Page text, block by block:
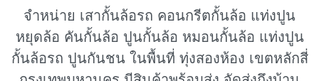
จำหน่าย เสากั้นล้อรถ คอนกรีตกั้นล้อ แท่งปูน
หยุดล้อ คันกั้นล้อ ปูนกั้นล้อ หมอนกั้นล้อ แท่งปูน
กั้นล้อรถ ปูนกันชน ในพื้นที่ ทุ่งสองห้อง เขตหลักสี่